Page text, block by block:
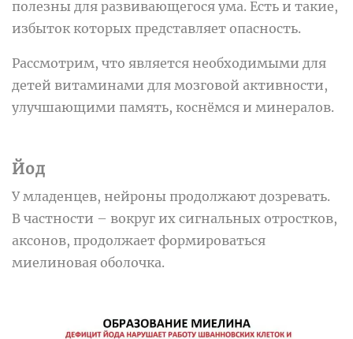
полезны для развивающегося ума. Есть и такие,
избыток которых представляет опасность.
Рассмотрим, что является необходимыми для
детей витаминами для мозговой активности,
улучшающими память, коснёмся и минералов.
Йод
У младенцев, нейроны продолжают дозревать.
В частности – вокруг их сигнальных отростков,
аксонов, продолжает формироваться
миелиновая оболочка.